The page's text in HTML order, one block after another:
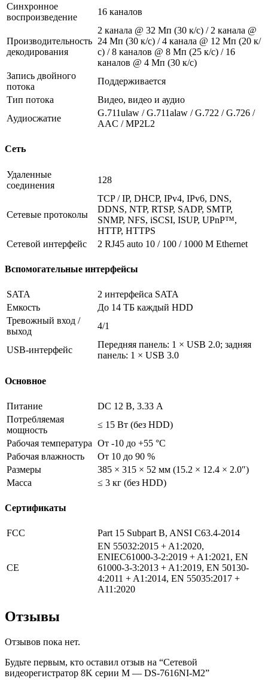
Синхронное
воспроизведение
16 каналов
Производительность
декодирования
2 канала @ 32 Мп (30 к/с) / 2 канала @
24 Мп (30 к/с) / 4 канала @ 12 Мп (20 к/
с) / 8 каналов @ 8 Мп (25 к/с) / 16
каналов @ 4 Мп (30 к/с)
Запись двойного
потока
Поддерживается
Тип потока
Видео, видео и аудио
Аудиосжатие
G.711ulaw / G.711alaw / G.722 / G.726 /
AAC / MP2L2
Сеть
Удаленные
соединения
128
Сетевые протоколы
TCP / IP, DHCP, IPv4, IPv6, DNS,
DDNS, NTP, RTSP, SADP, SMTP,
SNMP, NFS, iSCSI, ISUP, UPnP™,
HTTP, HTTPS
Сетевой интерфейс
2 RJ45 auto 10 / 100 / 1000 М Ethernet
Вспомогательные интерфейсы
SATA
2 интерфейса SATA
Емкость
До 14 TБ каждый HDD
Тревожный вход /
выход
4/1
USB-интерфейс
Передняя панель: 1 × USB 2.0; задняя
панель: 1 × USB 3.0
Основное
Питание
DC 12 В, 3.33 А
Потребляемая
мощность
≤ 15 Вт (без HDD)
Рабочая температура От -10 до +55 °C
Рабочая влажность
От 10 до 90 %
Размеры
385 × 315 × 52 мм (15.2 × 12.4 × 2.0″)
Масса
≤ 3 кг (без HDD)
Сертификаты
FCC Part 15 Subpart B, ANSI C63.4-2014
CE
EN 55032:2015 + A1:2020,
ENIEC61000-3-2:2019 + A1:2021, EN
61000-3-3:2013 + A1:2019, EN 50130-
4:2011 + A1:2014, EN 55035:2017 +
A11:2020
Отзывы
Отзывов пока нет.
Будьте первым, кто оставил отзыв на “Сетевой
видеорегистратор 8K серии M — DS-7616NI-M2”